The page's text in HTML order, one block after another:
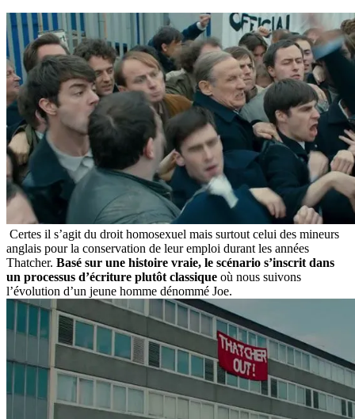
Certes il s’agit du droit homosexuel mais surtout celui des mineurs
anglais pour la conservation de leur emploi durant les années
Thatcher. Basé sur une histoire vraie, le scénario s’inscrit dans
un processus d’écriture plutôt classique où nous suivons
l’évolution d’un jeune homme dénommé Joe.